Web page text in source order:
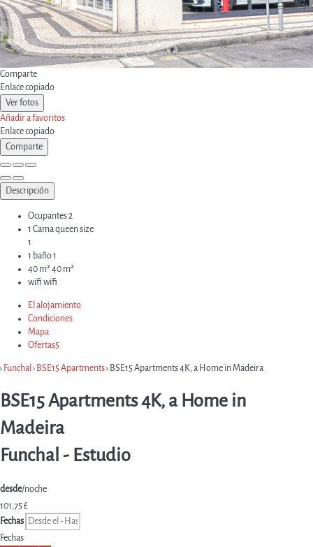
Comparte
Enlace copiado
Ver fotos
Añadir a favoritos
Enlace copiado
Comparte
Descripción
Ocupantes2
1 Cama queen size
1
1 baño1
40 m²40 m²
wifi wifi
El alojamiento
Condiciones
Mapa
Ofertas5
› Funchal › BSE15 Apartments› BSE15 Apartments 4K, a Home in Madeira
BSE15 Apartments 4K, a Home in
Madeira
Funchal - Estudio
desde/noche
101,75 £
Fechas
Fechas